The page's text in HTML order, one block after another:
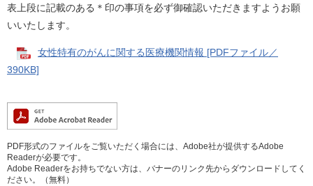
表上段に記載のある＊印の事項を必ず御確認いただきますようお願
いいたします。
女性特有のがんに関する医療機関情報 [PDFファイル／
390KB]
PDF形式のファイルをご覧いただく場合には、Adobe社が提供するAdobe
Readerが必要です。
Adobe Readerをお持ちでない方は、バナーのリンク先からダウンロードしてく
ださい。（無料）